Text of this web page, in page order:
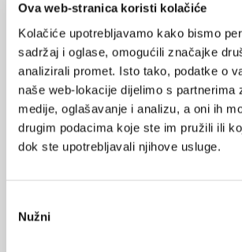
Ova web-stranica koristi kolačiće
Kolačiće upotrebljavamo kako bismo
sadržaj i oglase, omogućili značajke
analizirali promet. Isto tako, podatke o
naše web-lokacije dijelimo s partnerima
medije, oglašavanje i analizu, a oni ih
drugim podacima koje ste im pružili ili
dok ste upotrebljavali njihove usluge.
pristanka
Nužni
28.10.2017.
10. Weekend Media Festival panel:
zdravstvu
Aripiprazol u liječenju bipolarno
poremećaja